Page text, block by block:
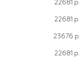
22681 р.
22681 р.
23676 р.
22681 р.